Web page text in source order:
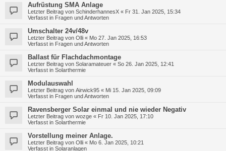
Aufrüstung SMA Anlage
Letzter Beitrag von SchinderhannesX « Fr 31. Jan 2025, 15:34
Verfasst in Fragen und Antworten
Umschalter 24v/48v
Letzter Beitrag von Olli « Mo 27. Jan 2025, 16:53
Verfasst in Fragen und Antworten
Ballast für Flachdachmontage
Letzter Beitrag von Solaramateuer « So 26. Jan 2025, 12:41
Verfasst in Solarthermie
Modulauswahl
Letzter Beitrag von Airwick95 « Mi 15. Jan 2025, 09:09
Verfasst in Fragen und Antworten
Ravensberger Solar einmal und nie wieder Negativ
Letzter Beitrag von wozge « Fr 10. Jan 2025, 17:10
Verfasst in Solarthermie
Vorstellung meiner Anlage.
Letzter Beitrag von Olli « Mo 6. Jan 2025, 10:21
Verfasst in Solaranlagen